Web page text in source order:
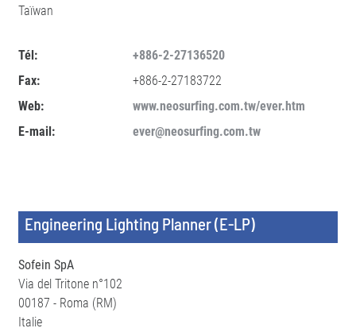
Taïwan
Tél:
+886-2-27136520
Fax:
+886-2-27183722
Web:
www.neosurfing.com.tw/ever.htm
E-mail:
ever@neosurfing.com.tw
Engineering Lighting Planner (E-LP)
Sofein SpA
Via del Tritone n°102
00187 - Roma (RM)
Italie